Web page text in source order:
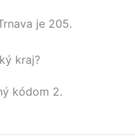
je 205.
kraj?
kódom 2.